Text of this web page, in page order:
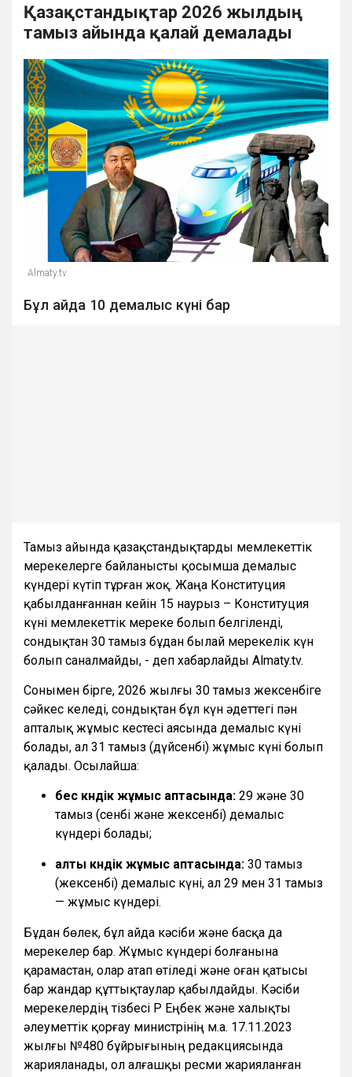
Қазақстандықтар 2026 жылдың
тамыз айында қалай демалады
Almaty.tv
Бұл айда 10 демалыс күні бар
Тамыз айында қазақстандықтарды мемлекеттік
мерекелерге байланысты қосымша демалыс
күндері күтіп тұрған жоқ. Жаңа Конституция
қабылданғаннан кейін 15 наурыз – Конституция
күні мемлекеттік мереке болып белгіленді,
сондықтан 30 тамыз бұдан былай мерекелік күн
болып саналмайды, - деп хабарлайды Almaty.tv.
Сонымен бірге, 2026 жылғы 30 тамыз жексенбіге
сәйкес келеді, сондықтан бұл күн әдеттегі пән
апталық жұмыс кестесі аясында демалыс күні
болады, ал 31 тамыз (дүйсенбі) жұмыс күні болып
қалады. Осылайша:
бес күндік жұмыс аптасында: 29 және 30
тамыз (сенбі және жексенбі) демалыс
күндері болады;
алты күндік жұмыс аптасында: 30 тамыз
(жексенбі) демалыс күні, ал 29 мен 31 тамыз
— жұмыс күндері.
Бұдан бөлек, бұл айда кәсіби және басқа да
мерекелер бар. Жұмыс күндері болғанына
қарамастан, олар атап өтіледі және оған қатысы
бар жандар құттықтаулар қабылдайды. Кәсіби
мерекелердің тізбесі ҚР Еңбек және халықты
әлеуметтік қорғау министрінің м.а. 17.11.2023
жылғы №480 бұйрығының редакциясында
жарияланады, ол алғашқы ресми жарияланған